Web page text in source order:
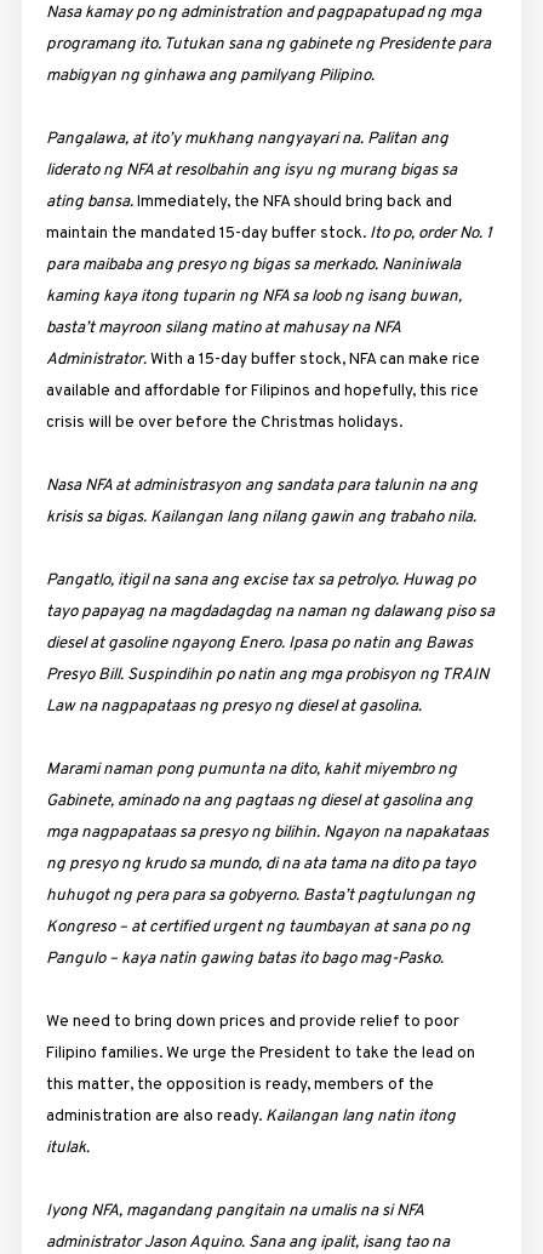
Nasa kamay po ng administration and pagpapatupad ng mga
programang ito. Tutukan sana ng gabinete ng Presidente para
mabigyan ng ginhawa ang pamilyang Pilipino.
Pangalawa, at ito’y mukhang nangyayari na. Palitan ang
liderato ng NFA at resolbahin ang isyu ng murang bigas sa
ating bansa.Immediately, the NFA should bring back and
maintain the mandated 15-day buffer stock. Ito po, order No. 1
para maibaba ang presyo ng bigas sa merkado. Naniniwala
kaming kaya itong tuparin ng NFA sa loob ng isang buwan,
basta’t mayroon silang matino at mahusay na NFA
Administrator.With a 15-day buffer stock, NFA can make rice
available and affordable for Filipinos and hopefully, this rice
crisis will be over before the Christmas holidays.
Nasa NFA at administrasyon ang sandata para talunin na ang
krisis sa bigas. Kailangan lang nilang gawin ang trabaho nila.
Pangatlo, itigil na sana ang excise tax sa petrolyo. Huwag po
tayo papayag na magdadagdag na naman ng dalawang piso sa
diesel at gasoline ngayong Enero. Ipasa po natin ang Bawas
Presyo Bill. Suspindihin po natin ang mga probisyon ng TRAIN
Law na nagpapataas ng presyo ng diesel at gasolina.
Marami naman pong pumunta na dito, kahit miyembro ng
Gabinete, aminado na ang pagtaas ng diesel at gasolina ang
mga nagpapataas sa presyo ng bilihin. Ngayon na napakataas
ng presyo ng krudo sa mundo, di na ata tama na dito pa tayo
huhugot ng pera para sa gobyerno. Basta’t pagtulungan ng
Kongreso – at certified urgent ng taumbayan at sana po ng
Pangulo – kaya natin gawing batas ito bago mag-Pasko.
We need to bring down prices and provide relief to poor
Filipino families. We urge the President to take the lead on
this matter, the opposition is ready, members of the
administration are also ready. Kailangan lang natin itong
itulak.
Iyong NFA, magandang pangitain na umalis na si NFA
administrator Jason Aquino. Sana ang ipalit, isang tao na